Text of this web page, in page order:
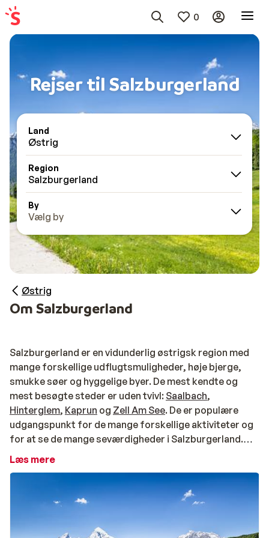
0
Rejser til Salzburgerland
Land
Østrig
Region
Salzburgerland
By
Vælg by
Østrig
Om Salzburgerland
Salzburgerland er en vidunderlig østrigsk region med
mange forskellige udflugtsmuligheder, høje bjerge,
smukke søer og hyggelige byer. De mest kendte og
mest besøgte steder er uden tvivl: Saalbach,
Hinterglem, Kaprun og Zell Am See. De er populære
udgangspunkt for de mange forskellige aktiviteter og
for at se de mange seværdigheder i Salzburgerland.
På ferie til Salzburgerland
Salzburgerland hedder sådan for at gøre forskellen fra
byen Salzburg tydelig. Denne smukke by ligger i den
Salzburg er i øvrigt virkelig et must at besøge. Besøg
Læs mere